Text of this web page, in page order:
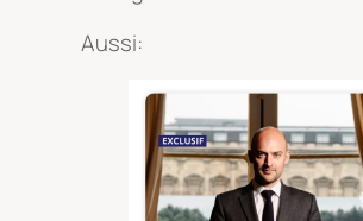
Aussi: